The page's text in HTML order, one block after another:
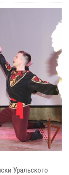
Уральского